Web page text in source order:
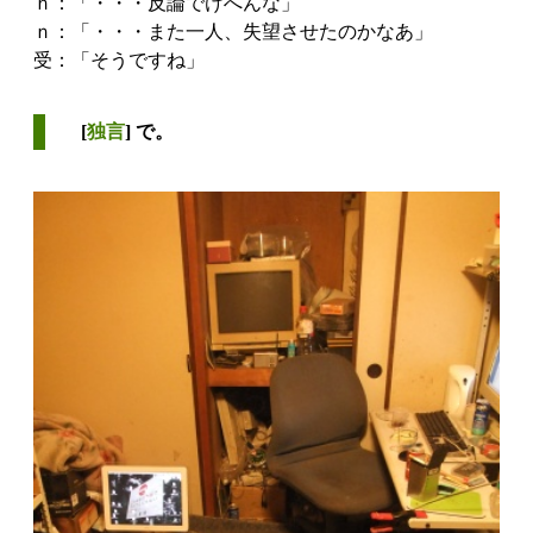
ｎ：「・・・また一人、失望させたのかなあ」
受：「そうですね」
[独言] で。